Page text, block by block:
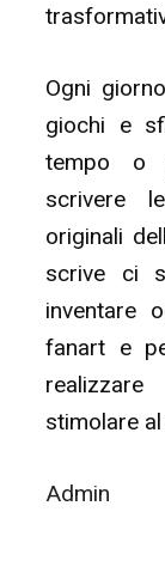
Ogni
giochi e
tempo o
scrivere
originali
scrive ci
inventare
fanart e
stimolare
Admin